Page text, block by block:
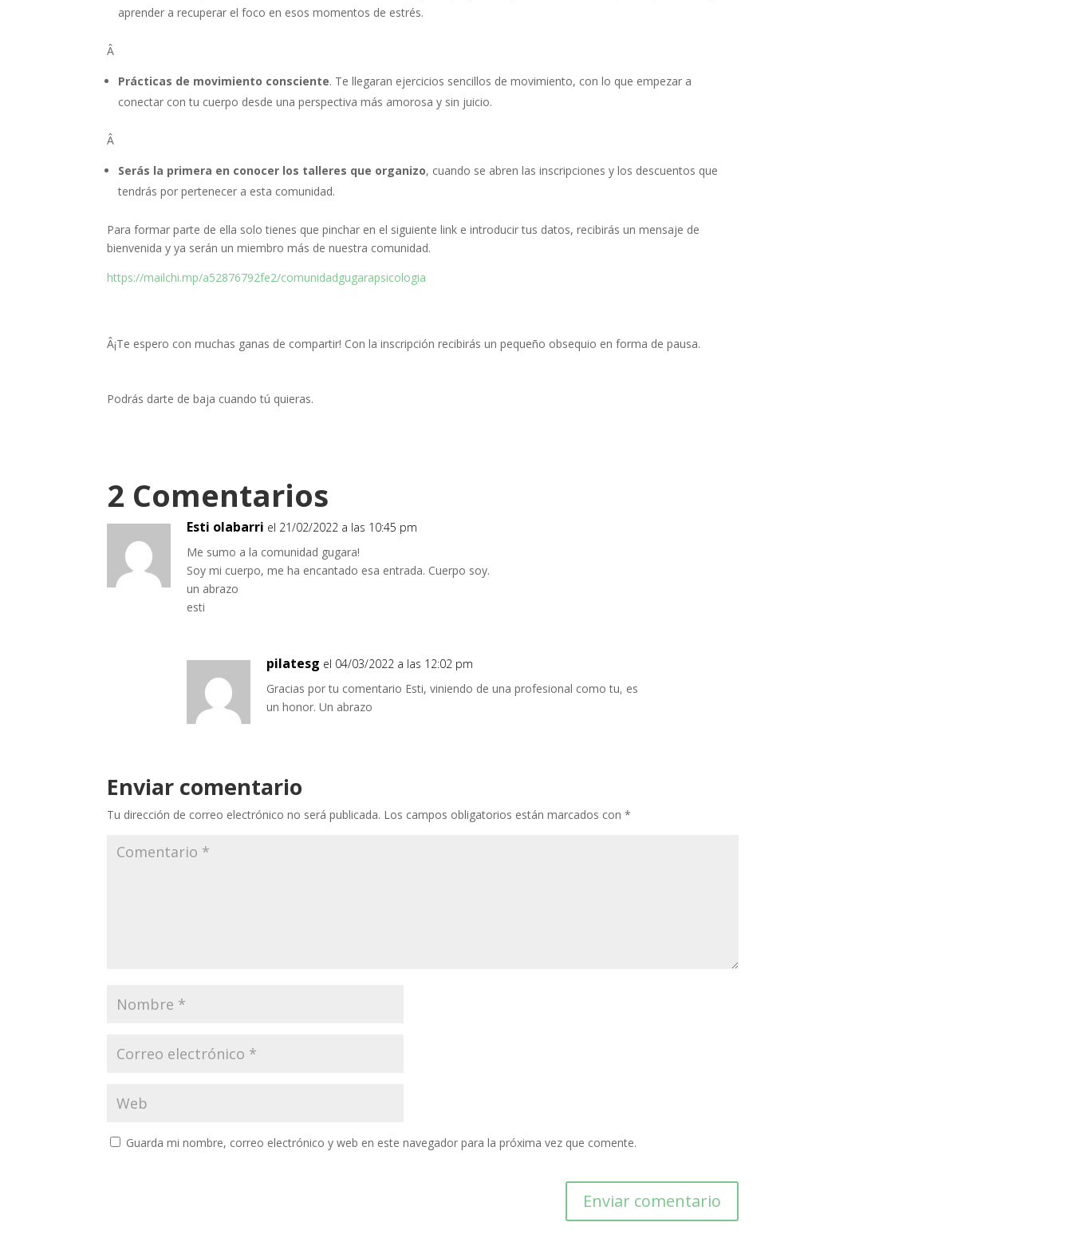
aprender a recuperar el foco en esos momentos de estrés.
Â
Prácticas de movimiento consciente. Te llegaran ejercicios sencillos de movimiento, con lo que empezar a
conectar con tu cuerpo desde una perspectiva más amorosa y sin juicio.
Â
Serás la primera en conocer los talleres que organizo, cuando se abren las inscripciones y los descuentos que
tendrás por pertenecer a esta comunidad.
Para formar parte de ella solo tienes que pinchar en el siguiente link e introducir tus datos, recibirás un mensaje de
bienvenida y ya serán un miembro más de nuestra comunidad.
https://mailchi.mp/a52876792fe2/comunidadgugarapsicologia
Â¡Te espero con muchas ganas de compartir! Con la inscripción recibirás un pequeño obsequio en forma de pausa.
Podrás darte de baja cuando tú quieras.
2 Comentarios
Esti olabarri el 21/02/2022 a las 10:45 pm
Me sumo a la comunidad gugara!
Soy mi cuerpo, me ha encantado esa entrada. Cuerpo soy.
un abrazo
esti
pilatesg el 04/03/2022 a las 12:02 pm
Gracias por tu comentario Esti, viniendo de una profesional como tu, es
un honor. Un abrazo
Enviar comentario
Tu dirección de correo electrónico no será publicada. Los campos obligatorios están marcados con*
Guarda mi nombre, correo electrónico y web en este navegador para la próxima vez que comente.